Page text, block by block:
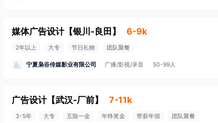
媒体广告设计 【银川-良田 】 6-9k
2年以上 大专 节日礼物 团队聚餐
宁夏枭谷传媒影业有限公司 广播/影视/录音 50-99人
广告设计 【武汉-厂前】 7-11k
3-5年 大专 五险一金 年终奖金 带薪年假 团队聚餐